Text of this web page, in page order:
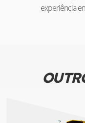
experiência